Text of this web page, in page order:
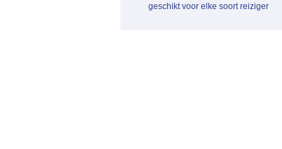
geschikt voor elke soort reiziger